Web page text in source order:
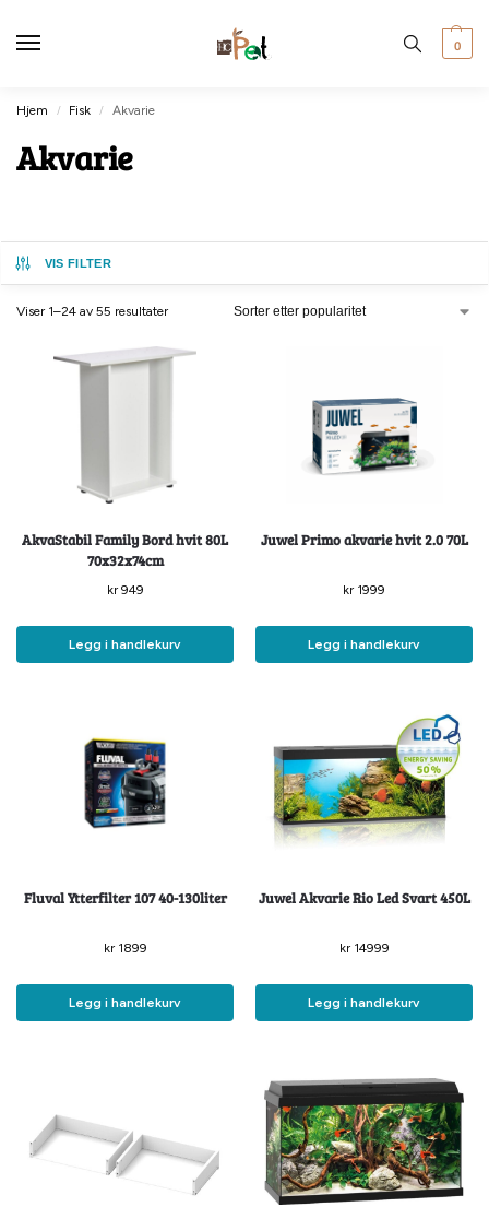
0
Hjem / Fisk / Akvarie
Akvarie
VIS FILTER
Viser 1–24 av 55 resultater
AkvaStabil Family Bord hvit 80L
70x32x74cm
kr949
Legg i handlekurv
Juwel Primo akvarie hvit 2.0 70L
kr 1999
Legg i handlekurv
Fluval Ytterfilter 107 40-130liter
kr1899
Legg i handlekurv
Juwel Akvarie Rio Led Svart 450L
kr14999
Legg i handlekurv